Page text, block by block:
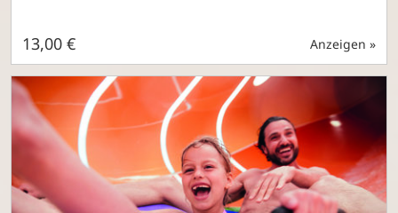
13,00 € Anzeigen »